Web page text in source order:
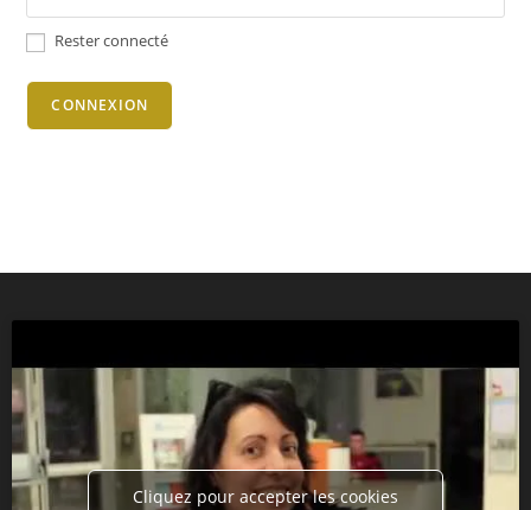
Rester connecté
CONNEXION
Cliquez pour accepter les cookies